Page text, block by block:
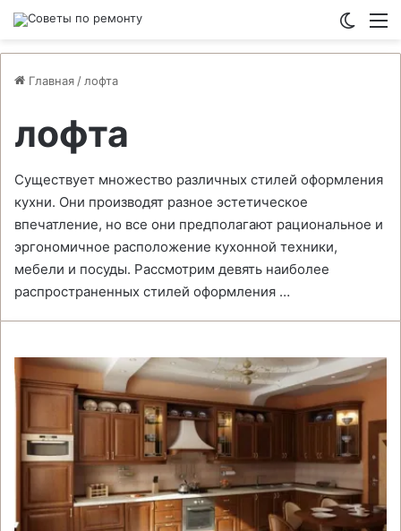
Главная / лофта
лофта
Существует множество различных стилей оформления
кухни. Они производят разное эстетическое
впечатление, но все они предполагают рациональное и
эргономичное расположение кухонной техники,
мебели и посуды. Рассмотрим девять наиболее
распространенных стилей оформления …